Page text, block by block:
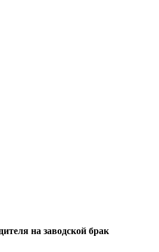
на заводской брак